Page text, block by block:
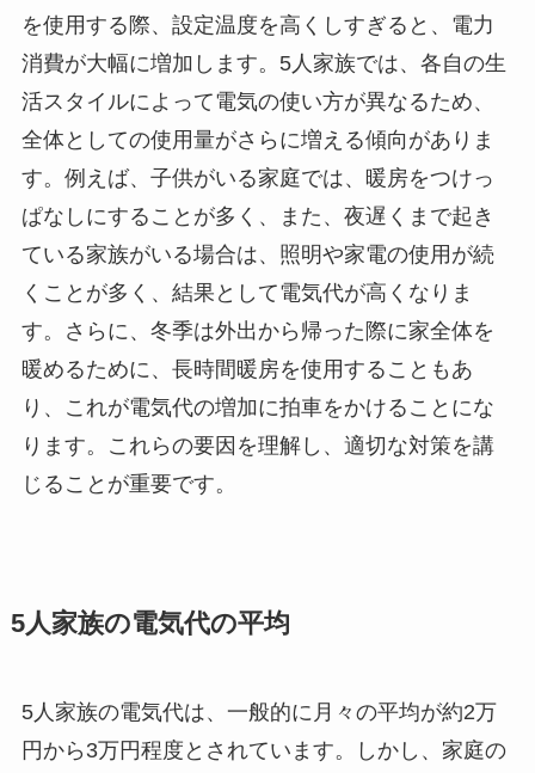
を使用する際、設定温度を高くしすぎると、電力
消費が大幅に増加します。5人家族では、各自の生
活スタイルによって電気の使い方が異なるため、
全体としての使用量がさらに増える傾向がありま
す。例えば、子供がいる家庭では、暖房をつけっ
ぱなしにすることが多く、また、夜遅くまで起き
ている家族がいる場合は、照明や家電の使用が続
くことが多く、結果として電気代が高くなりま
す。さらに、冬季は外出から帰った際に家全体を
暖めるために、長時間暖房を使用することもあ
り、これが電気代の増加に拍車をかけることにな
ります。これらの要因を理解し、適切な対策を講
じることが重要です。
5人家族の電気代の平均
5人家族の電気代は、一般的に月々の平均が約2万
円から3万円程度とされています。しかし、家庭の